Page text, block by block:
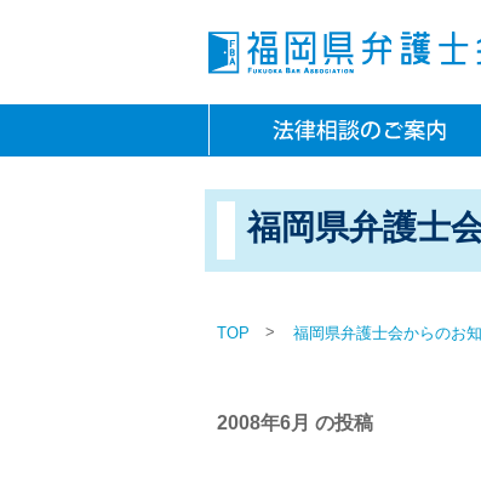
福岡県弁護士
TOP > 福岡県弁護士会からのお
2008年6月 の投稿